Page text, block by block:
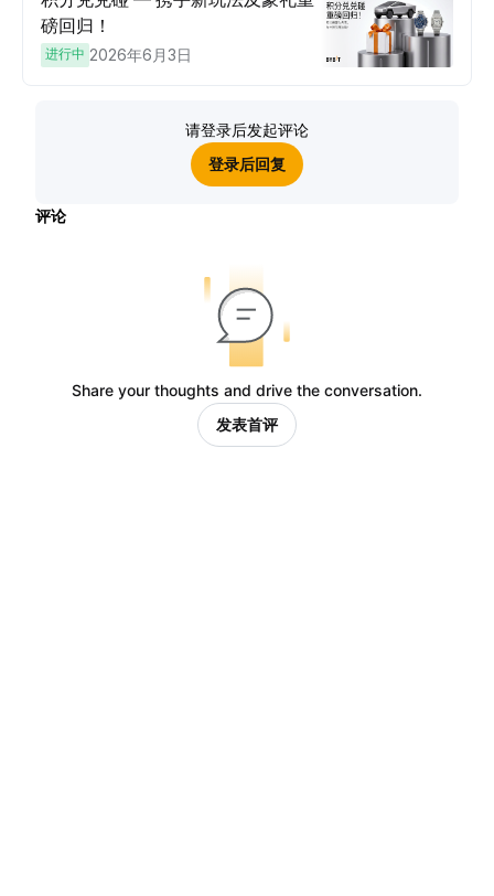
磅回归！
进行中 2026年6月3日
请登录后发起评论
登录后回复
评论
Share your thoughts and drive the conversation.
发表首评